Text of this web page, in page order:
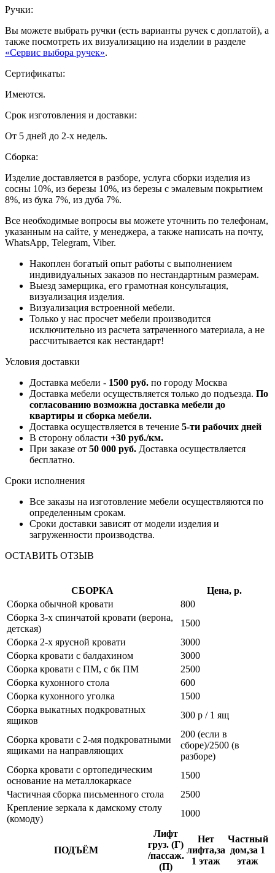
Ручки:
Вы можете выбрать ручки (есть варианты ручек с доплатой), а
также посмотреть их визуализацию на изделии в разделе
«Сервис выбора ручек».
Сертификаты:
Имеются.
Срок изготовления и доставки:
От 5 дней до 2-х недель.
Сборка:
Изделие доставляется в разборе, услуга сборки изделия из
сосны 10%, из березы 10%, из березы с эмалевым покрытием
8%, из бука 7%, из дуба 7%.
Все необходимые вопросы вы можете уточнить по телефонам,
указанным на сайте, у менеджера, а также написать на почту,
WhatsApp, Telegram, Viber.
Накоплен богатый опыт работы с выполнением
индивидуальных заказов по нестандартным размерам.
Выезд замерщика, его грамотная консультация,
визуализация изделия.
Визуализация встроенной мебели.
Только у нас просчет мебели производится
исключительно из расчета затраченного материала, а не
рассчитывается как нестандарт!
Условия доставки
Доставка мебели - 1500 руб. по городу Москва
Доставка мебели осуществляется только до подъезда. По
согласованию возможна доставка мебели до
квартиры и сборка мебели.
Доставка осуществляется в течение 5-ти рабочих дней
В сторону области +30 руб./км.
При заказе от 50 000 руб. Доставка осуществляется
бесплатно.
Сроки исполнения
Все заказы на изготовление мебели осуществляются по
определенным срокам.
Сроки доставки зависят от модели изделия и
загруженности производства.
ОСТАВИТЬ ОТЗЫВ
СБОРКА
Цена, р.
Сборка обычной кровати
800
Сборка 3-х спинчатой кровати (верона,
детская)
1500
Сборка 2-х ярусной кровати
3000
Сборка кровати с балдахином
3000
Сборка кровати с ПМ, с бк ПМ
2500
Сборка кухонного стола
600
Сборка кухонного уголка
1500
Сборка выкатных подкроватных
ящиков
300 р / 1 ящ
Сборка кровати с 2-мя подкроватными
ящиками на направляющих
200 (если в
сборе)/2500 (в
разборе)
Сборка кровати с ортопедическим
основание на металлокаркасе
1500
Частичная сборка письменного стола
2500
Крепление зеркала к дамскому столу
(комоду)
1000
ПОДЪЁМ
Лифт
груз. (Г)
/пассаж.
(П)
Нет
лифта,за
1 этаж
Частный
дом,за 1
этаж